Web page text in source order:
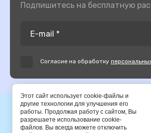
Подпишитесь на бесплатную
Согласие на обработку
© 2014-2025 АПК
Этот сайт использует cookie-файлы и
другие технологии для улучшения его
работы. Продолжая работу с сайтом, Вы
разрешаете использование cookie-
файлов. Вы всегда можете отключить